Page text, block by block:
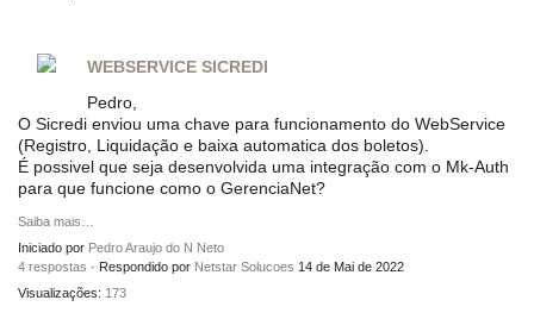
WEBSERVICE SICREDI
Pedro,
O Sicredi enviou uma chave para funcionamento do WebService
(Registro, Liquidação e baixa automatica dos boletos).
É possivel que seja desenvolvida uma integração com o Mk-Auth
para que funcione como o GerenciaNet?
Saiba mais…
Iniciado por Pedro Araujo do N Neto
4 respostas · Respondido por Netstar Solucoes 14 de Mai de 2022
Visualizações: 173